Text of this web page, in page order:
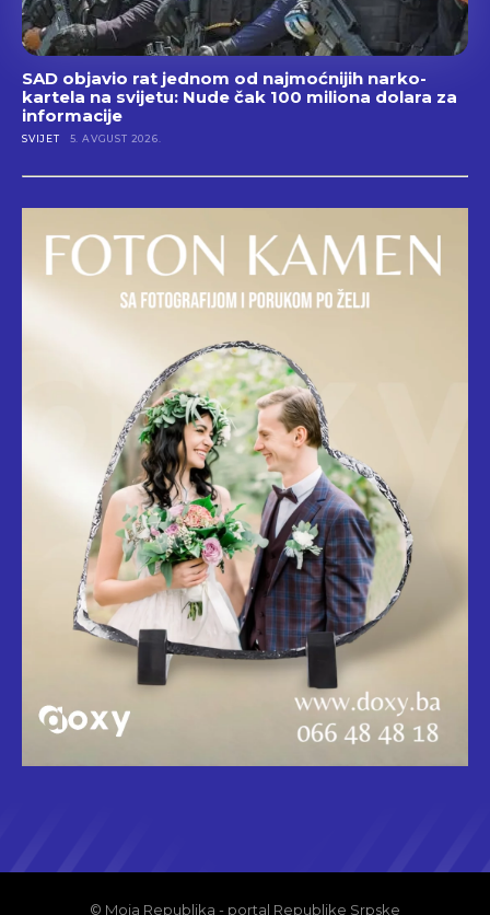
SAD objavio rat jednom od najmoćnijih narko-
kartela na svijetu: Nude čak 100 miliona dolara za
informacije
SVIJET 5. AVGUST 2026.
© Moja Republika - portal Republike Srpske